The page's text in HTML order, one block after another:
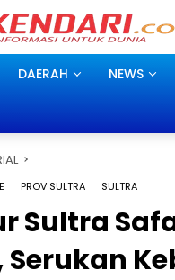
DAERAH NEWS
PROV SULTRA SULTRA
Sultra
Serukan